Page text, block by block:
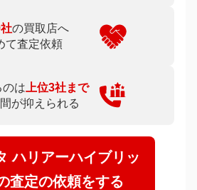
の買取店へ
て査定依頼
のは 上位3社まで
が抑えられる
ハリアーハイブリッ
査定の依頼をする